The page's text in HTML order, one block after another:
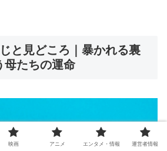
と見どころ｜暴かれる裏
母たちの運命
映画 アニメ エンタメ・情報 運営者情報